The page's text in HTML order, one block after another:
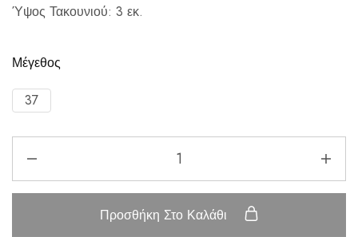
Ύψος Τακουνιού: 3 εκ.
Μέγεθος
37
Προσθήκη Στο Καλάθι